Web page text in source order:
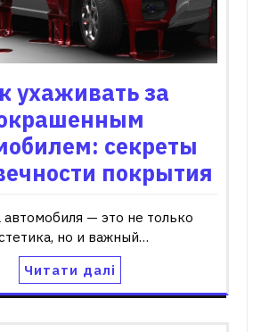
ухаживать за
секреты
покрытия
автомобиля — это не только
но и важный…
Читати далі